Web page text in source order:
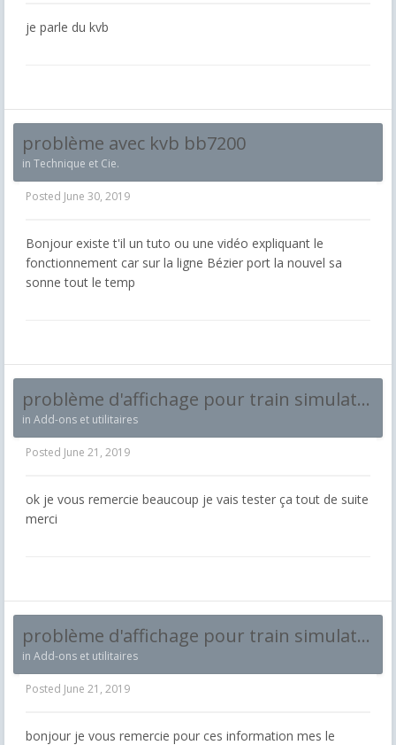
je parle du kvb
problème avec kvb bb7200
in Technique et Cie.
Posted June 30, 2019
Bonjour existe t'il un tuto ou une vidéo expliquant le
fonctionnement car sur la ligne Bézier port la nouvel sa
sonne tout le temp
problème d'affichage pour train simulator
in Add-ons et utilitaires
Posted June 21, 2019
ok je vous remercie beaucoup je vais tester ça tout de suite
merci
problème d'affichage pour train simulator
in Add-ons et utilitaires
Posted June 21, 2019
bonjour je vous remercie pour ces information mes le